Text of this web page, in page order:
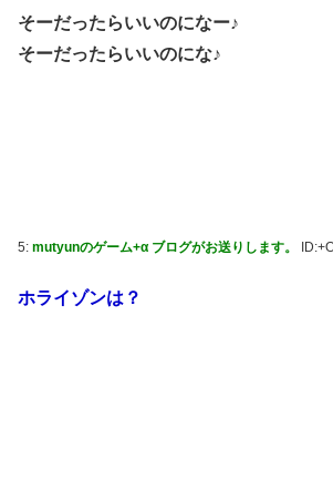
海外「日本なんて行くんじゃなかった…
まったディズニー信者、帰国後『本家』
LIAR GAME -ライアーゲーム- 第17話
【ウマ娘】わたしの全力受け止めて♡ ←
【悲報】人気プロゲーマーと結婚した
海外「全部日本の真似だったのか…」
番組が最新SNSの数十年先を行ってい
【試合実況】西武２軍スタメン 先発:杉
【J2第1節 鳥栖×甲府】鳥栖が好相性の
そーだったらいいのになー♪
そーだったらいいのにな♪
5: mutyunのゲーム+α ブログがお送りします。
ホライゾンは？